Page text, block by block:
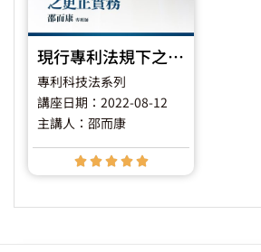
現行專利法規下之更正實務
專利科技法系列
講座日期：2022-08-12
主講人：邵而康
    